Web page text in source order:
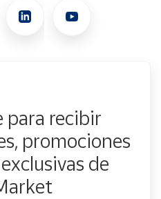
para recibir
promociones
de